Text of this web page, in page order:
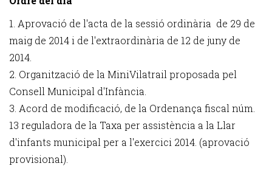
1. Aprovació de l'acta de la sessió ordinària de 29 de
maig de 2014 i de l'extraordinària de 12 de juny de
2014.
2. Organització de la MiniVilatrail proposada pel
Consell Municipal d'Infància.
3. Acord de modificació, de la Ordenança fiscal núm.
13 reguladora de la Taxa per assistència a la Llar
d'infants municipal per a l'exercici 2014. (aprovació
provisional).